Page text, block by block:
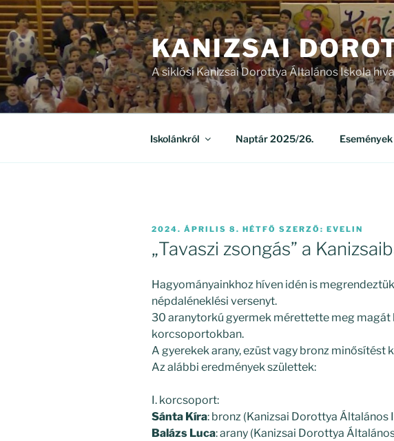
Tartalomhoz
KANIZSAI
A siklósi Kanizsai Dorottya Általános Iskola
Iskolánkról Naptár 2025/26. Események
BEKÜLDVE:
2024. ÁPRILIS 8. HÉTFŐ SZERZŐ: EVELIN
„Tavaszi zsongás” a
Hagyományainkhoz híven idén is
népdaléneklési versenyt.
30 aranytorkú gyermek mérettette meg magát
korcsoportokban.
A gyerekek arany, ezüst vagy bronz minősítést
Az alábbi eredmények születtek:
I. korcsoport:
Sánta Kíra: bronz (Kanizsai Dorottya Általános
Balázs Luca: arany (Kanizsai Dorottya